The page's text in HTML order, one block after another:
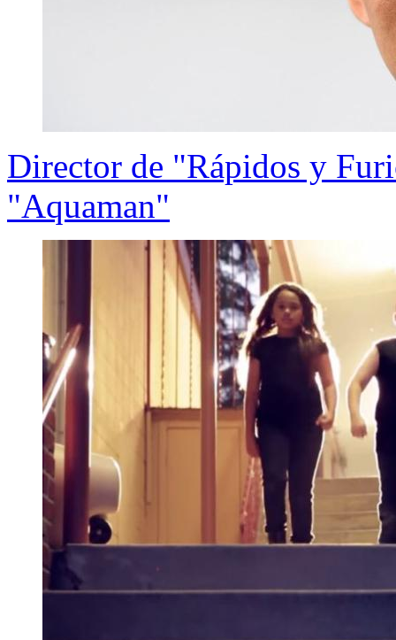
Director de "Rápidos y
"Aquaman"